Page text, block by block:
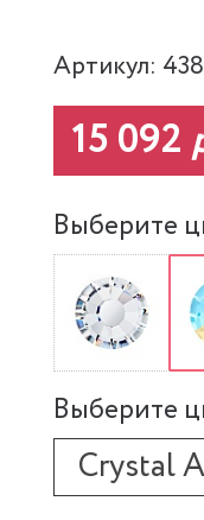
Артикул:
15 092
Выберите
Выберите
Crystal